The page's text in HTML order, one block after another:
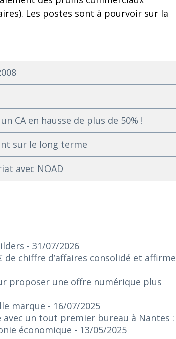
Les postes sont à pourvoir sur la
CA en hausse de plus de 50% !
sur le long terme
avec NOAD
- 31/07/2026
de chiffre d’affaires consolidé et affirme
proposer une offre numérique plus
marque - 16/07/2025
avec un tout premier bureau à Nantes :
économique - 13/05/2025